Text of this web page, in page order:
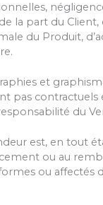
la part du
du Produit,
et
pas contractuels
du
est, en tout
ou au
ou affectés